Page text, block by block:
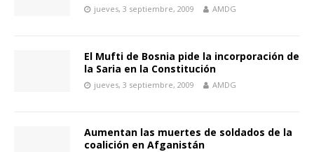
jueves, 3 septiembre, 2009 AMDG
El Mufti de Bosnia pide la incorporación de
la Saria en la Constitución
jueves, 3 septiembre, 2009 AMDG
Aumentan las muertes de soldados de la
coalición en Afganistán